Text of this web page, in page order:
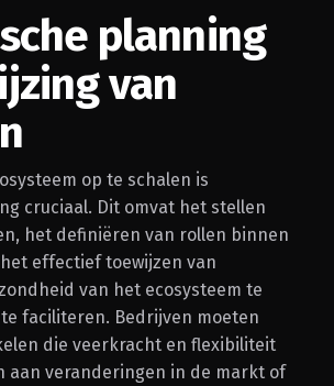
planning
van
op te schalen is
cruciaal. Dit omvat het stellen
het definiëren van rollen binnen
effectief toewijzen van
van het ecosysteem te
faciliteren. Bedrijven moeten
die veerkracht en flexibiliteit
aan veranderingen in de markt of